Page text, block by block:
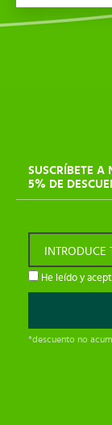
SUSCRÍBETE A
5% DE
INTRODUCE
He leído y
*descuento no